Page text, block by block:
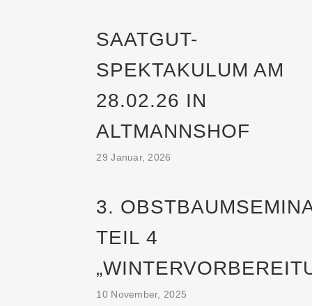
SAATGUT-
SPEKTAKULUM AM
28.02.26 IN
ALTMANNSHOF
29 Januar, 2026
3.
TEIL 4
10 November, 2025